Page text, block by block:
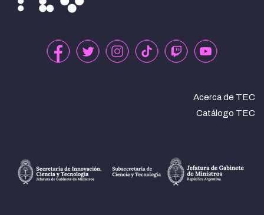
Acerca de TEC
Catálogo TEC